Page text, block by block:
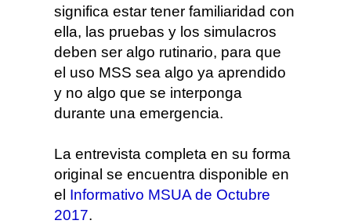
significa estar tener familiaridad con
ella, las pruebas y los simulacros
deben ser algo rutinario, para que
el uso MSS sea algo ya aprendido
y no algo que se interponga
durante una emergencia.
La entrevista completa en su forma
original se encuentra disponible en
el Informativo MSUA de Octubre
2017.